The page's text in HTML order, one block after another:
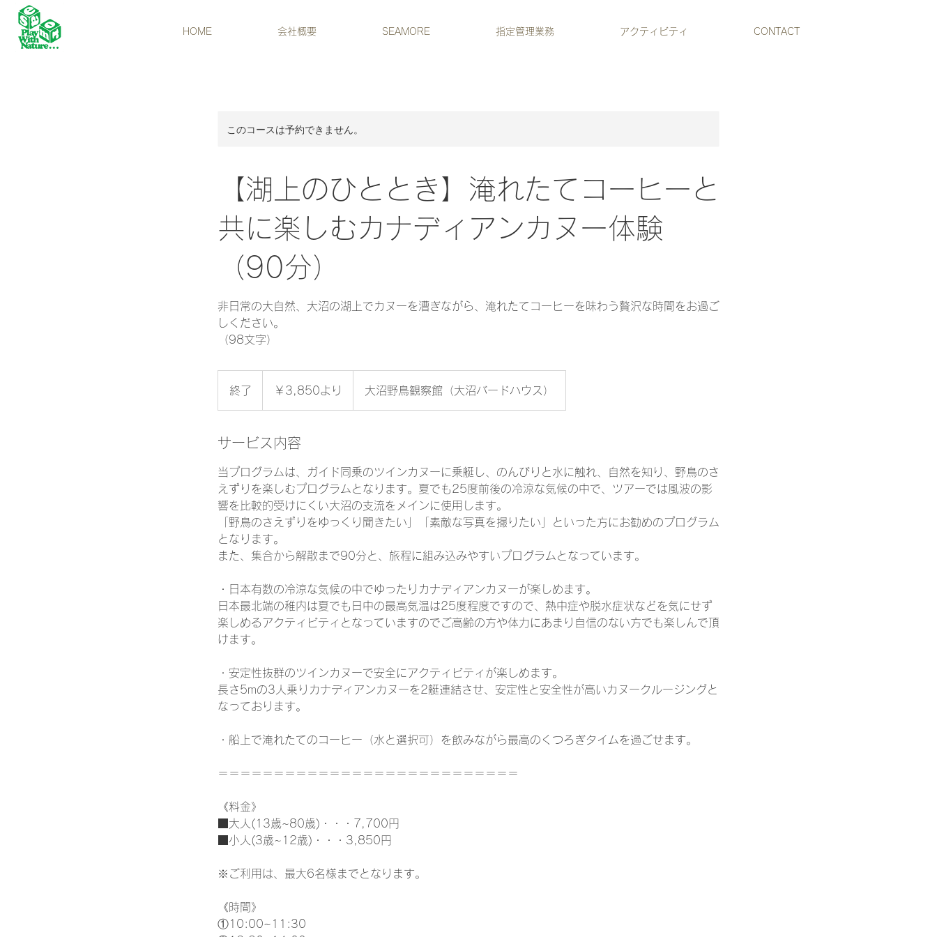
HOME 会社概要 SEAMORE 指定管理業務 アクティビティ CONTACT
このコースは予約できません。
【湖上のひととき】淹れたてコーヒーと
共に楽しむカナディアンカヌー体験
（90分）
非日常の大自然、大沼の湖上でカヌーを漕ぎながら、淹れたてコーヒーを味わう贅沢な時間をお過ご
しください。
（98文字）
終了 ￥3,850より 大沼野鳥観察館（大沼バードハウス）
サービス内容
当プログラムは、ガイド同乗のツインカヌーに乗艇し、のんびりと水に触れ、自然を知り、野鳥のさ
えずりを楽しむプログラムとなります。夏でも25度前後の冷涼な気候の中で、ツアーでは風波の影
響を比較的受けにくい大沼の支流をメインに使用します。
「野鳥のさえずりをゆっくり聞きたい」「素敵な写真を撮りたい」といった方にお勧めのプログラム
となります。
また、集合から解散まで90分と、旅程に組み込みやすいプログラムとなっています。
・日本有数の冷涼な気候の中でゆったりカナディアンカヌーが楽しめます。
日本最北端の稚内は夏でも日中の最高気温は25度程度ですので、熱中症や脱水症状などを気にせず
楽しめるアクティビティとなっていますのでご高齢の方や体力にあまり自信のない方でも楽しんで頂
けます。
・安定性抜群のツインカヌーで安全にアクティビティが楽しめます。
長さ5mの3人乗りカナディアンカヌーを2艇連結させ、安定性と安全性が高いカヌークルージングと
なっております。
・船上で淹れたてのコーヒー（水と選択可）を飲みながら最高のくつろぎタイムを過ごせます。
＝＝＝＝＝＝＝＝＝＝＝＝＝＝＝＝＝＝＝＝＝＝＝＝＝＝＝
《料金》
■大人(13歳~80歳)・・・7,700円
■小人(3歳~12歳)・・・3,850円
※ご利用は、最大6名様までとなります。
《時間》
①10:00~11:30